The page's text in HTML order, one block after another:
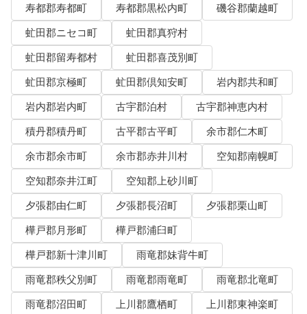
寿都郡寿都町
寿都郡黒松内町
磯谷郡蘭越町
虻田郡ニセコ町
虻田郡真狩村
虻田郡留寿都村
虻田郡喜茂別町
虻田郡京極町
虻田郡倶知安町
岩内郡共和町
岩内郡岩内町
古宇郡泊村
古宇郡神恵内村
積丹郡積丹町
古平郡古平町
余市郡仁木町
余市郡余市町
余市郡赤井川村
空知郡南幌町
空知郡奈井江町
空知郡上砂川町
夕張郡由仁町
夕張郡長沼町
夕張郡栗山町
樺戸郡月形町
樺戸郡浦臼町
樺戸郡新十津川町
雨竜郡妹背牛町
雨竜郡秩父別町
雨竜郡雨竜町
雨竜郡北竜町
雨竜郡沼田町
上川郡鷹栖町
上川郡東神楽町